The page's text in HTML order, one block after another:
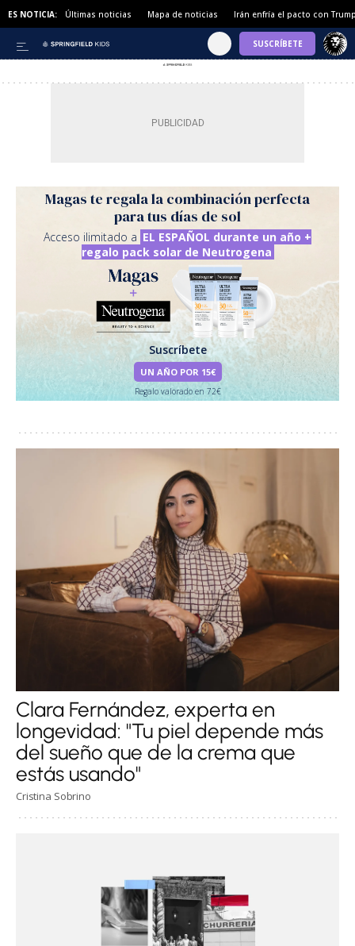
ES NOTICIA: Últimas noticias Mapa de noticias Irán enfría el pacto con
Magas te regala la combinación perfecta
para tus días de sol
Acceso ilimitado a EL ESPAÑOL durante un año +
regalo pack solar de Neutrogena
Suscríbete
UN AÑO POR 15€
Regalo valorado en 72€
Clara Fernández, experta en
longevidad: "Tu piel depende más
del sueño que de la crema que
estás usando"
Cristina Sobrino